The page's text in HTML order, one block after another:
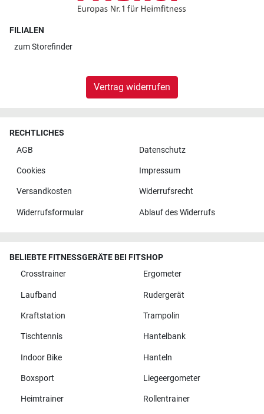
FILIALEN
zumStorefinder
Vertrag widerrufen
RECHTLICHES
AGB
Datenschutz
Cookies Impressum
Versandkosten Widerrufsrecht
Widerrufsformular Ablauf des Widerrufs
BELIEBTE FITNESSGERÄTE BEI FITSHOP
Crosstrainer
Ergometer
Laufband Rudergerät
Kraftstation Trampolin
Tischtennis Hantelbank
Indoor Bike Hanteln
Boxsport Liegeergometer
Heimtrainer Rollentrainer